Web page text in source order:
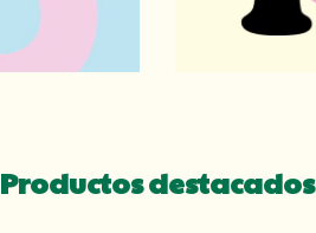
Productos destacados